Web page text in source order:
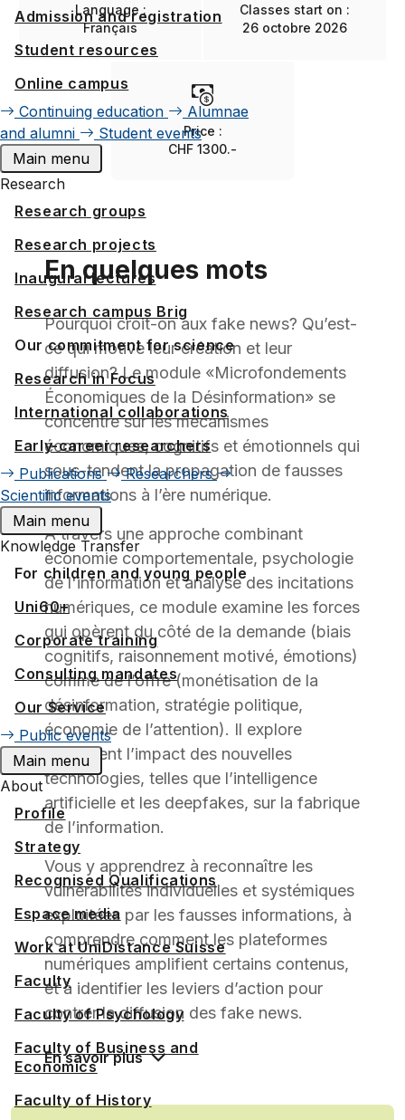
Admission and registration
Student resources
Online campus
Continuing education
Alumnae
and alumni
Student events
Main menu
Research
Research groups
Research projects
Inaugural lectures
Research campus Brig
Our commitment for science
Research in Focus
International collaborations
Early-career researchers
Publications
Researchers
Scientific events
Main menu
Knowledge Transfer
For children and young people
Uni60+
Corporate training
Consulting mandates
Our Service
Public events
Main menu
About
Profile
Strategy
Recognised Qualifications
Espace media
Work at UniDistance Suisse
Faculty
Faculty of Psychology
Faculty of Business and
Economics
Faculty of History
Language :
Français
Classes start on :
26 octobre 2026
Price :
CHF 1300.-
En quelques mots
Pourquoi croit-on aux fake news? Qu’est-
ce qui motive leur création et leur
diffusion? Le module «Microfondements
Économiques de la Désinformation» se
concentre sur les mécanismes
économiques, cognitifs et émotionnels qui
sous-tendent la propagation de fausses
informations à l’ère numérique.
À travers une approche combinant
économie comportementale, psychologie
de l'information et analyse des incitations
numériques, ce module examine les forces
qui opèrent du côté de la demande (biais
cognitifs, raisonnement motivé, émotions)
comme de l’offre (monétisation de la
désinformation, stratégie politique,
économie de l’attention). Il explore
également l’impact des nouvelles
technologies, telles que l’intelligence
artificielle et les deepfakes, sur la fabrique
de l’information.
Vous y apprendrez à reconnaître les
vulnérabilités individuelles et systémiques
exploitées par les fausses informations, à
comprendre comment les plateformes
numériques amplifient certains contenus,
et à identifier les leviers d’action pour
contrer la diffusion des fake news.
En savoir plus